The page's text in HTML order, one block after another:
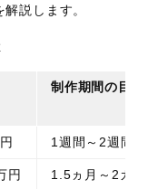
説します。
制作期間の目安
1週間～2週間
円 1.5ヵ月～2カ月